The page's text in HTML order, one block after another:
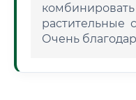
растительные
Очень